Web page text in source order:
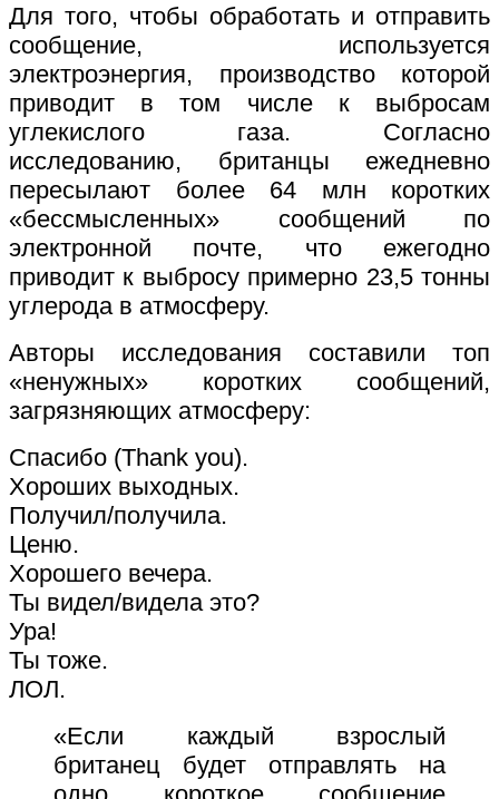
Для того, чтобы обработать и отправить
сообщение, используется
электроэнергия, производство которой
приводит в том числе к выбросам
углекислого газа. Согласно
исследованию, британцы ежедневно
пересылают более 64 млн коротких
«бессмысленных» сообщений по
электронной почте, что ежегодно
приводит к выбросу примерно 23,5 тонны
углерода в атмосферу.
Авторы исследования составили топ
«ненужных» коротких сообщений,
загрязняющих атмосферу:
Спасибо (Thank you).
Хороших выходных.
Получил/получила.
Ценю.
Хорошего вечера.
Ты видел/видела это?
Ура!
Ты тоже.
ЛОЛ.
«Если каждый взрослый
британец будет отправлять на